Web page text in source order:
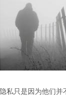
隐私只是因为他们并